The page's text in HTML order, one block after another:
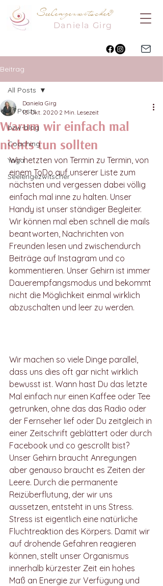
Seelengezwitscher
Daniela Girg
®
Beitrag
All Posts
bzw-blog
Coaching
Yoga
Seelengezwitscher
All Posts
Warum wir einfach mal
nichts tun sollten
Daniela Girg
13. Okt. 2020 2 Min. Lesezeit
Wir hetzten von Termin zu Termin, von
einem ToDo auf unserer Liste zum
nächsten und vergessen dabei völlig
einfach mal inne zu halten. Unser
Handy ist unser ständiger Begleiter.
Wir können mal eben schnell die mails
beantworten, Nachrichten von
Freunden lesen und zwischendurch
Beiträge auf Instagram und co
kommentieren. Unser Gehirn ist immer
Dauerempfangsmodus und bekommt
nicht die Möglichkeit einmal wirklich
abzuschalten und leer zu werden.
Wir machen so viele Dinge parallel,
dass uns dies oft gar nicht wirklich
bewusst ist. Wann hast Du das letzte
Mal einfach nur einen Kaffee oder Tee
getrunken, ohne das das Radio oder
der Fernseher lief oder Du zeitgleich in
einer Zeitschrift geblättert oder durch
Facebook und co gescrollt bist?
Unser Gehirn braucht Anregungen
aber genauso braucht es Zeiten der
Leere. Durch die permanente
Reizüberflutung, der wir uns
aussetzen, entsteht in uns Stress.
Stress ist eigentlich eine natürliche
Fluchtreaktion des Körpers. Damit wir
auf drohende Gefahren reagieren
können, stellt unser Organismus
innerhalb kürzester Zeit ein hohes
Maß an Energie zur Verfügung und